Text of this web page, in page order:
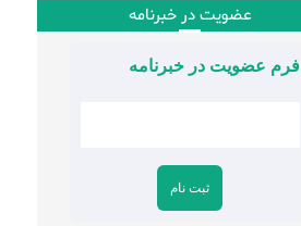
عضویت در خبرنامه
فرم عضویت در خبرنامه